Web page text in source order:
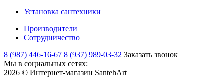
Установка сантехники
Производители
Сотрудничество
8 (987) 446-16-67 8 (937) 989-03-32 Заказать звонок
Мы в социальных сетях:
2026 © Интернет-магазин SantehArt